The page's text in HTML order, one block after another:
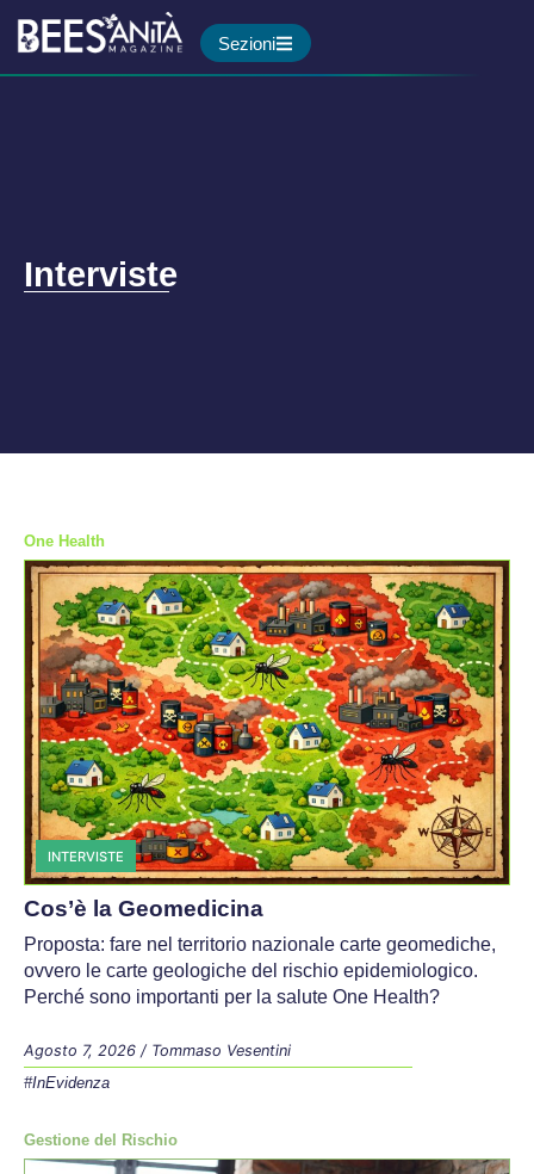
Sezioni
Interviste
One Health
INTERVISTE
Cos’è la Geomedicina
Proposta: fare nel territorio nazionale carte geomediche,
ovvero le carte geologiche del rischio epidemiologico.
Perché sono importanti per la salute One Health?
Agosto 7, 2026 / Tommaso Vesentini
#InEvidenza
Gestione del Rischio